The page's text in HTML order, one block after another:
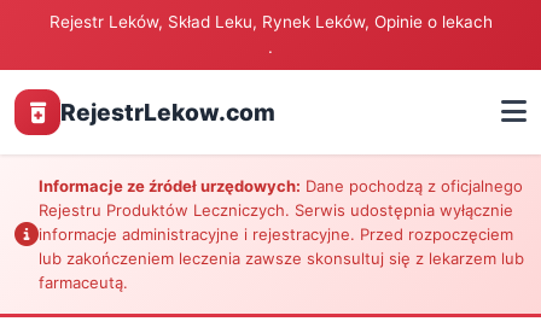
Rejestr Leków, Skład Leku, Rynek Leków, Opinie o lekach
.
RejestrLekow.com
Informacje ze źródeł urzędowych: Dane pochodzą z oficjalnego
Rejestru Produktów Leczniczych. Serwis udostępnia wyłącznie
informacje administracyjne i rejestracyjne. Przed rozpoczęciem
lub zakończeniem leczenia zawsze skonsultuj się z lekarzem lub
farmaceutą.